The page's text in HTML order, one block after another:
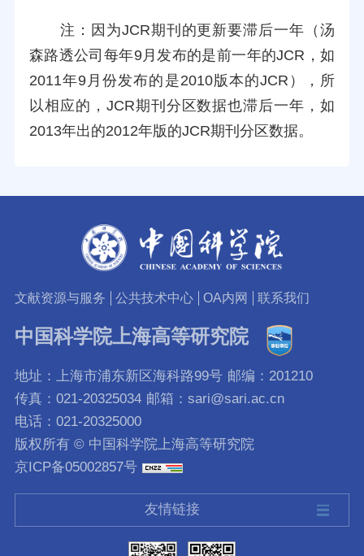
注：因为JCR期刊的更新要滞后一年（汤
森路透公司每年9月发布的是前一年的JCR，如
2011年9月份发布的是2010版本的JCR），所
以相应的，JCR期刊分区数据也滞后一年，如
2013年出的2012年版的JCR期刊分区数据。
文献资源与服务 公共技术中心 OA内网 联系我们
中国科学院上海高等研究院
地址：上海市浦东新区海科路99号 邮编：201210
传真：021-20325034 邮箱：sari@sari.ac.cn
电话：021-20325000
版权所有 © 中国科学院上海高等研究院
京ICP备05002857号
友情链接